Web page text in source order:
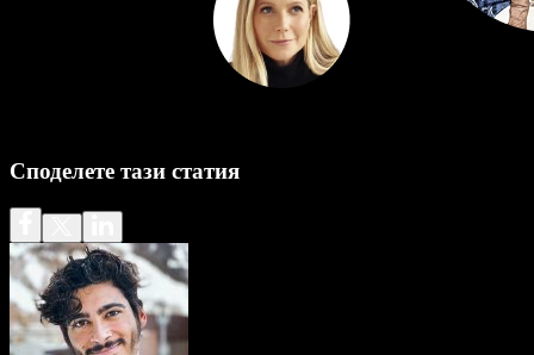
Споделете тази статия